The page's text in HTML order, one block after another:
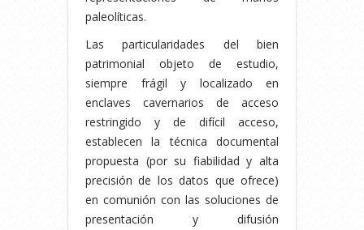
paleolíticas.
Las particularidades del bien
patrimonial objeto de estudio,
siempre frágil y localizado en
enclaves cavernarios de acceso
restringido y de difícil acceso,
establecen la técnica documental
propuesta (por su fiabilidad y alta
precisión de los datos que ofrece)
en comunión con las soluciones de
presentación y difusión